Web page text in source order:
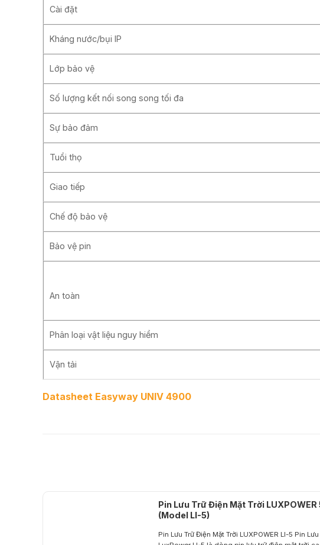
Cài đặt
Kháng nước/bụi IP
Lớp bảo vệ
Số lượng kết nối song song tối đa
Sự bảo đảm
Tuổi thọ
Giao tiếp
Chế độ bảo vệ
Bảo vệ pin
An toàn
Phân loại vật liệu nguy hiểm
Vận tải
Datasheet Easyway UNIV 4900
Pin Lưu Trữ Điện Mặt Trời
(Model LI-5)
Pin Lưu Trữ Điện Mặt Trời LUXPOWER LI-5 Pin